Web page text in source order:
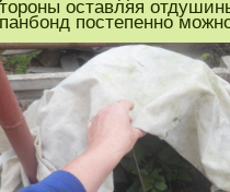
оставляя
постепенно